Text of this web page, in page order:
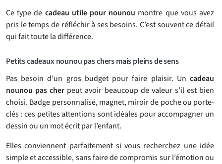
Ce type de cadeau utile pour nounou montre que vous avez
pris le temps de réfléchir à ses besoins. C’est souvent ce détail
qui fait toute la différence.
Petits cadeaux nounou pas chers mais pleins de sens
Pas besoin d’un gros budget pour faire plaisir. Un cadeau
nounou pas cher peut avoir beaucoup de valeur s’il est bien
choisi. Badge personnalisé, magnet, miroir de poche ou porte-
clés : ces petites attentions sont idéales pour accompagner un
dessin ou un mot écrit par l’enfant.
Elles conviennent parfaitement si vous recherchez une idée
simple et accessible, sans faire de compromis sur l’émotion ou